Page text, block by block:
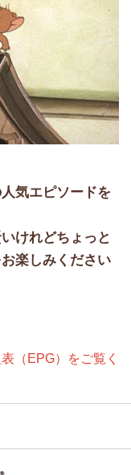
気エピソードを
けれどちょっと
楽しみください
（EPG）をご覧く